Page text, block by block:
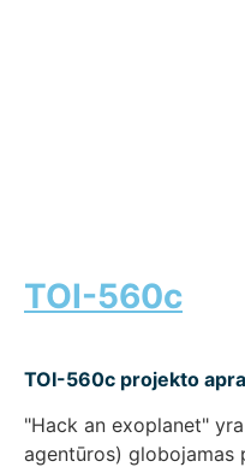
TOI-560c
TOI-560c projekto
"Hack an exoplanet"
agentūros) globojamas